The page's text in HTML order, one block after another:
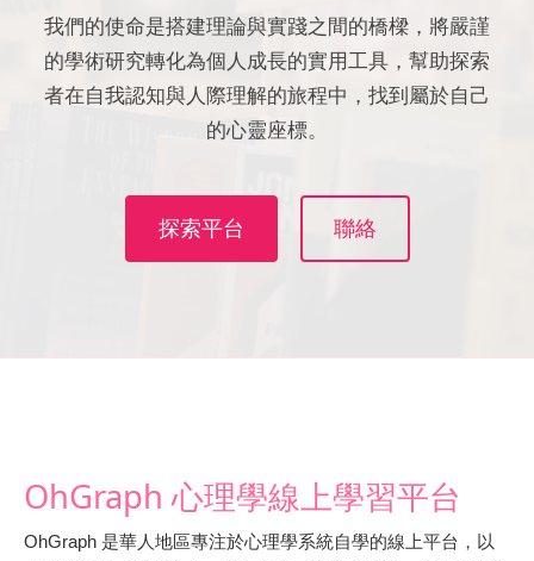
我們的使命是搭建理論與實踐之間的橋樑，將嚴謹
的學術研究轉化為個人成長的實用工具，幫助探索
者在自我認知與人際理解的旅程中，找到屬於自己
的心靈座標。
探索平台 聯絡
OhGraph 心理學線上學習平台
OhGraph 是華人地區專注於心理學系統自學的線上平台，以